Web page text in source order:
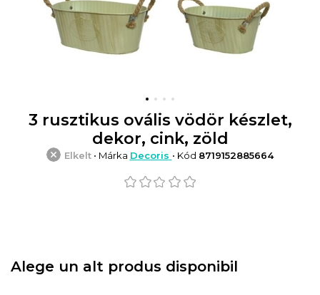
3 rusztikus ovális vödör készlet,
dekor, cink, zöld
Elkelt• Márka Decoris • Kód 8719152885664
Alege un alt produs disponibil